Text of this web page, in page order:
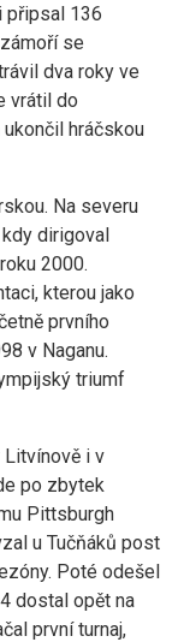
připsal 136
se
dva roky ve
vrátil do
hráčskou
Na severu
dirigoval
2000.
kterou jako
prvního
v Naganu.
triumf
i v
po zbytek
Pittsburgh
u Tučňáků post
Poté odešel
dostal opět na
první turnaj,